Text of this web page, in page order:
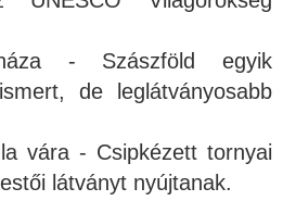
- Szászföld egyik
de leglátványosabb
vára - Csipkézett tornyai
látványt nyújtanak.